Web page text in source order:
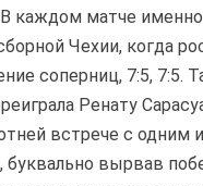
каждом матче
Чехии, когда
соперниц, 7:5, 7:5.
Ренату
встрече с одним
буквально вырвав